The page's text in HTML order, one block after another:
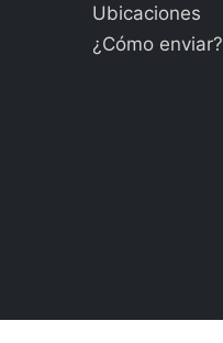
Ubicaciones
¿Cómo enviar?